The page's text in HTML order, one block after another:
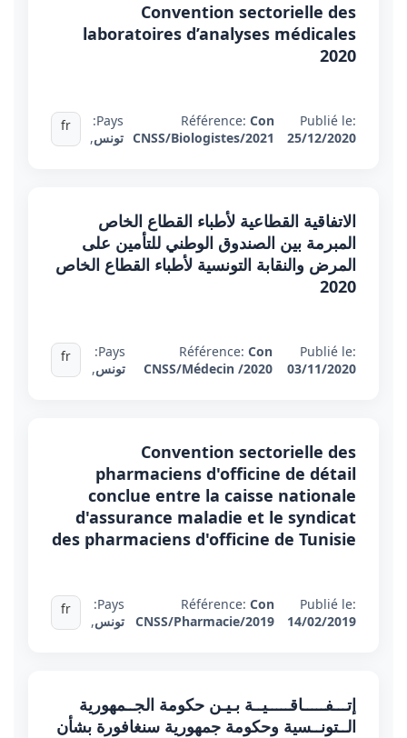
Convention sectorielle des
laboratoires d’analyses médicales
2020
Publié le:
25/12/2020
Référence:Con
CNSS/Biologistes/2021
Pays:
تونس,
fr
الاتفاقية القطاعية لأطباء القطاع الخاص
المبرمة بين الصندوق الوطني للتأمين على
المرض والنقابة التونسية لأطباء القطاع الخاص
2020
Publié le:
03/11/2020
Référence: Con
CNSS/Médecin /2020
Pays:
تونس,
fr
Convention sectorielle des
pharmaciens d'officine de détail
conclue entre la caisse nationale
d'assurance maladie et le syndicat
des pharmaciens d'officine de Tunisie
Publié le:
14/02/2019
Référence: Con
CNSS/Pharmacie/2019
Pays:
تونس,
fr
إتـــفـــــاقـــــيــة بـيـن حكومة الجــمهورية
الــتونــسية وحكومة جمهورية سنغافورة بشأن